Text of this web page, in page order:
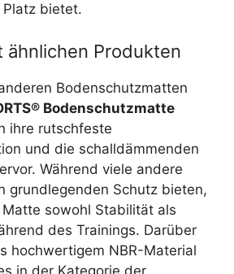
bietet.
ähnlichen Produkten
Bodenschutzmatten
Bodenschutzmatte
ihre rutschfeste
und die schalldämmenden
Während viele andere
grundlegenden Schutz bieten,
sowohl Stabilität als
des Trainings. Darüber
hochwertigem NBR-Material
in der Kategorie der